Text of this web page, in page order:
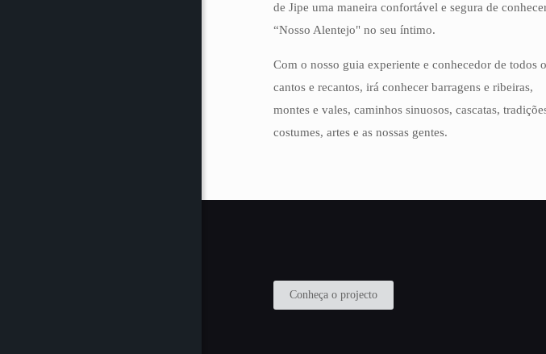
de Jipe uma maneira confortável e segura de
“Nosso Alentejo" no seu íntimo.
Com o nosso guia experiente e conhecedor de todos
cantos e recantos, irá conhecer barragens e ribeiras,
montes e vales, caminhos sinuosos, cascatas,
costumes, artes e as nossas gentes.
Conheça o projecto